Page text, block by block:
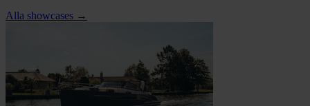
Alla showcases →